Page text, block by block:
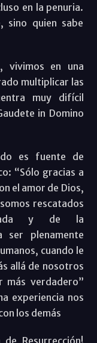
en la penuria.
sino quien sabe
vivimos en una
multiplicar las
muy difícil
in Domino
es fuente de
“Sólo gracias a
el amor de Dios,
rescatados
y de la
ser plenamente
cuando le
allá de nosotros
más verdadero”
experiencia nos
los demás
Resurrección!